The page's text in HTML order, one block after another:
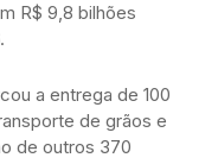
R$ 9,8 bilhões
a entrega de 100
de grãos e
de outros 370